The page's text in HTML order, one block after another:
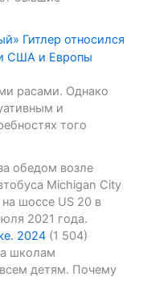
Гитлер относился
США и Европы
расами. Однако
и
того
2024 (1 504)
школам
детям. Почему